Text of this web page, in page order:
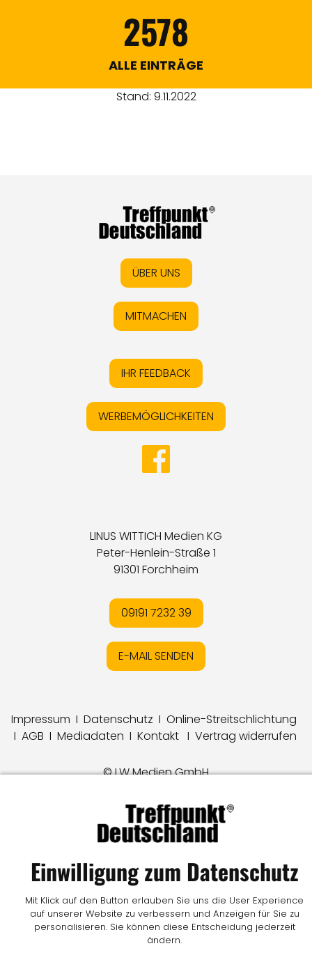
2578
ALLE EINTRÄGE
Stand: 9.11.2022
ÜBER UNS
MITMACHEN
IHR FEEDBACK
WERBEMÖGLICHKEITEN
LINUS WITTICH Medien KG
Peter-Henlein-Straße 1
91301 Forchheim
09191 7232 39
E-MAIL SENDEN
Impressum I Datenschutz I Online-Streitschlichtung
I AGB I Mediadaten I Kontakt I Vertrag widerrufen
© LW Medien GmbH
Einwilligung zum Datenschutz
Mit Klick auf den Button erlauben Sie uns die User Experience
auf unserer Website zu verbessern und Anzeigen für Sie zu
personalisieren. Sie können diese Entscheidung jederzeit
ändern.